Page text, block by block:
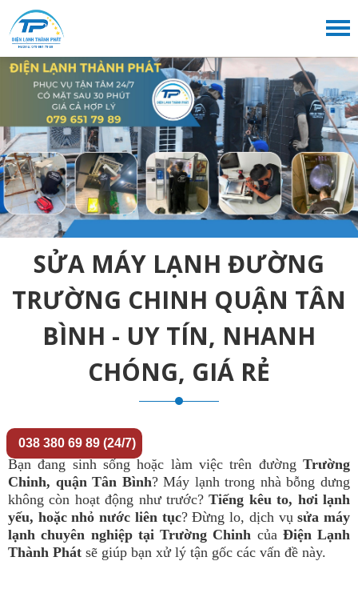
SỬA MÁY LẠNH ĐƯỜNG
TRƯỜNG CHINH QUẬN TÂN
BÌNH - UY TÍN, NHANH
CHÓNG, GIÁ RẺ
Bạn đang sinh sống hoặc làm việc trên đường Trường
Chinh, quận Tân Bình? Máy lạnh trong nhà bỗng dưng
không còn hoạt động như trước?Tiếng kêu to, hơi lạnh
yếu, hoặc nhỏ nước liên tục? Đừng lo, dịch vụsửa máy
lạnh chuyên nghiệp tại Trường Chinh củaĐiện Lạnh
Thành Phát sẽ giúp bạn xử lý tận gốc các vấn đề này.
038 380 69 89 (24/7)